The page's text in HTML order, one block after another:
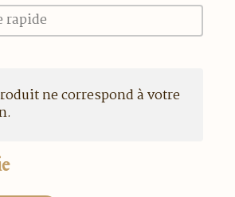
ne correspond à votre